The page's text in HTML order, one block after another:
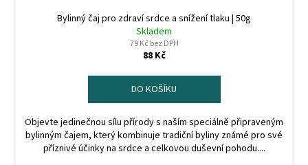
Bylinný čaj pro zdraví srdce a snížení tlaku | 50g
Skladem
79 Kč bez DPH
88 Kč
DO KOŠÍKU
Objevte jedinečnou sílu přírody s naším speciálně připraveným
bylinným čajem, který kombinuje tradiční byliny známé pro své
příznivé účinky na srdce a celkovou duševní pohodu....